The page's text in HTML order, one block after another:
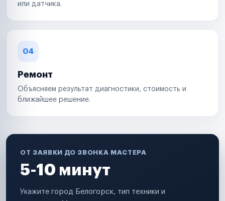
или датчика.
04
Ремонт
Объясняем результат диагностики, стоимость и
ближайшее решение.
ОТ ЗАЯВКИ ДО ЗВОНКА МАСТЕРА
5-10 минут
Укажите город Белогорск, тип техники и